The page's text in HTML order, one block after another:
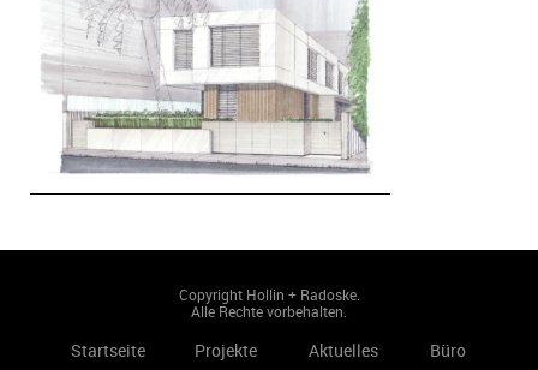
Copyright Hollin + Radoske.
Alle Rechte vorbehalten.
Startseite Projekte Aktuelles
Büro